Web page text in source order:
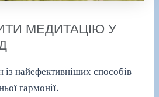
МЕДИТАЦІЮ У
найефективніших способів
гармонії.